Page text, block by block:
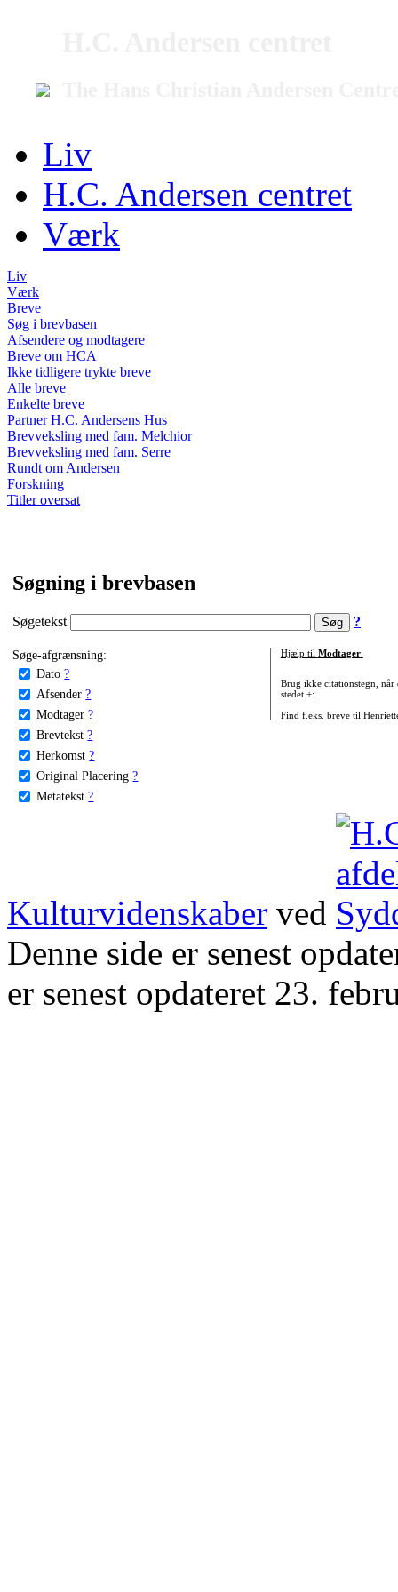
Liv
H.C. Andersen centret
Værk
Liv
Værk
Breve
Søg i brevbasen
Afsendere og modtagere
Breve om HCA
Ikke tidligere trykte breve
Alle breve
Enkelte breve
Partner H.C. Andersens Hus
Brevveksling med fam. Melchior
Brevveksling med fam. Serre
Rundt om Andersen
Forskning
Titler oversat
Søgning i brevbasen
Søgetekst ?
Søge-afgrænsning:
Dato ?
Afsender ?
Modtager ?
Brevtekst ?
Herkomst ?
Original Placering ?
Metatekst ?
Hjælp til Modtager:
Brug ikke citationstegn, når
stedet +:
Find f.eks. breve til
Kulturvidenskaber ved
Denne side er senest
er senest opdateret 23.